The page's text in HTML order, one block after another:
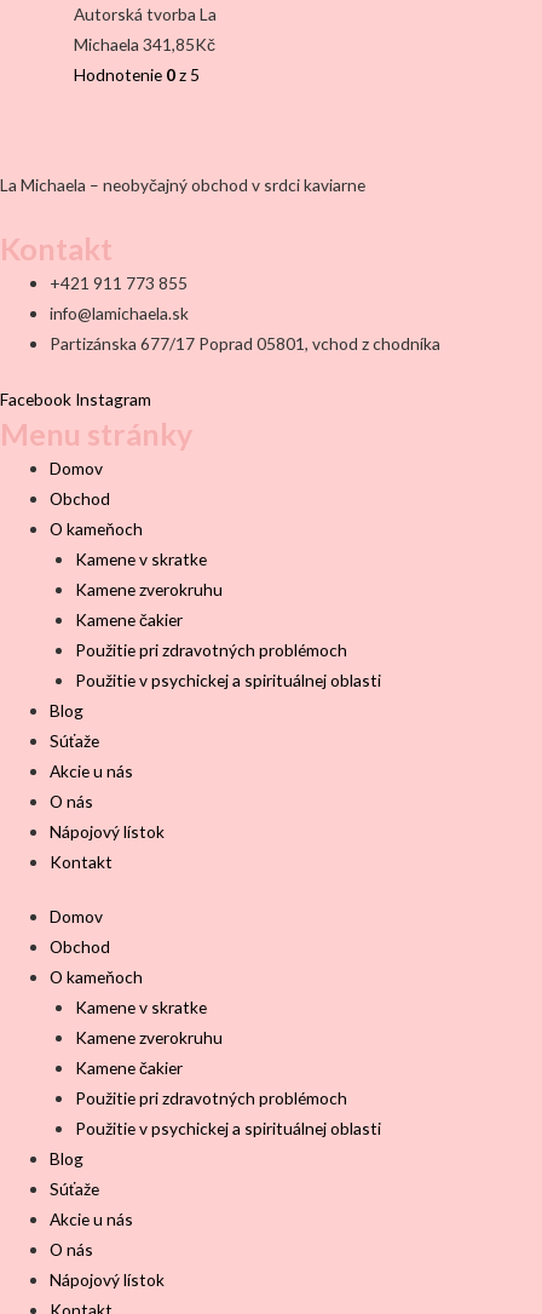
Autorská tvorba La
Michaela341,85Kč
Hodnotenie 0z 5
La Michaela – neobyčajný obchod v srdci kaviarne
Kontakt
+421 911 773 855
info@lamichaela.sk
Partizánska 677/17 Poprad 05801, vchod z chodníka
Facebook Instagram
Menu stránky
Domov
Obchod
O kameňoch
Kamene v skratke
Kamene zverokruhu
Kamene čakier
Použitie pri zdravotných problémoch
Použitie v psychickej a spirituálnej oblasti
Blog
Súťaže
Akcie u nás
O nás
Nápojový lístok
Kontakt
Domov
Obchod
O kameňoch
Kamene v skratke
Kamene zverokruhu
Kamene čakier
Použitie pri zdravotných problémoch
Použitie v psychickej a spirituálnej oblasti
Blog
Súťaže
Akcie u nás
O nás
Nápojový lístok